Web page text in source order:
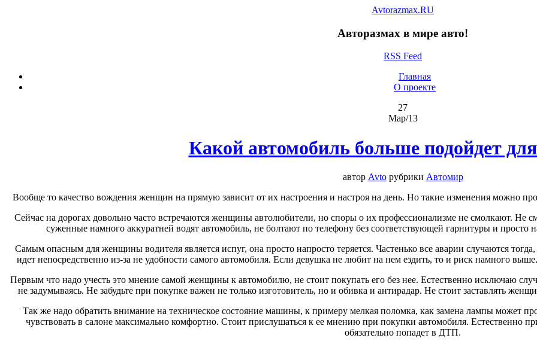
Avtorazmax.RU
Авторазмах в мире авто!
RSS Feed
Главная
О проекте
27
Мар/13
Какой автомобиль больше подойдет
автор Avtoрубрики Автомир
Вообще то качество вождения женщин на прямую зависит от их настроения и настроя на день. Но такие изменения можно
Сейчас на дорогах довольно часто встречаются женщины автолюбители, но споры о их профессионализме не смолкают. Не
суженные намного аккуратней водят автомобиль, не болтают по телефону без соответствующей гарнитуры и просто
Самым опасным для женщины водителя является испуг, она просто напросто теряется. Частенько все аварии случаются
идет непосредственно из-за не удобности самого автомобиля. Если девушка не любит на нем ездить, то и риск намного
Первым что надо учесть это мнение самой женщины к автомобилю, не стоит покупать его без нее. Естественно исключаю
не задумываясь. Не забудьте при покупке важен не только изготовитель, но и обивка и антирадар. Не стоит заставлять
Так же надо обратить внимание на техническое состояние машины, к примеру мелкая поломка, как замена лампы может
чувствовать в салоне максимально комфортно. Стоит прислушаться к ее мнению при покупки автомобиля. Естественно
обязательно попадет в ДТП.